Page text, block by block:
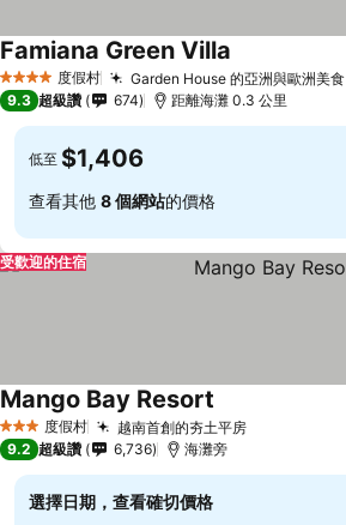
4 星級 度假村 Garden House 的亞洲與歐洲美食
Famiana Green Villa
9.3 超級讚 674 距離海灘 0.3 公里
低至 $1,406
查看其他 8 個網站的價格
受歡迎的住宿
3 星級 度假村 越南首創的夯土平房
Mango Bay Resort
9.2 超級讚 6,736 海灘旁
選擇日期，查看確切價格